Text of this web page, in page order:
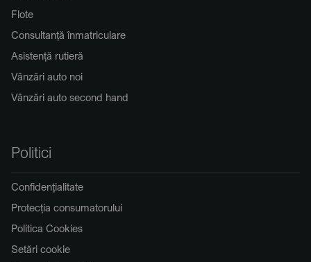
Flote
Consultanță înmatriculare
Asistență rutieră
Vânzări auto noi
Vânzări auto second hand
Politici
Confidențialitate
Protecția consumatorului
Politica Cookies
Setări cookie